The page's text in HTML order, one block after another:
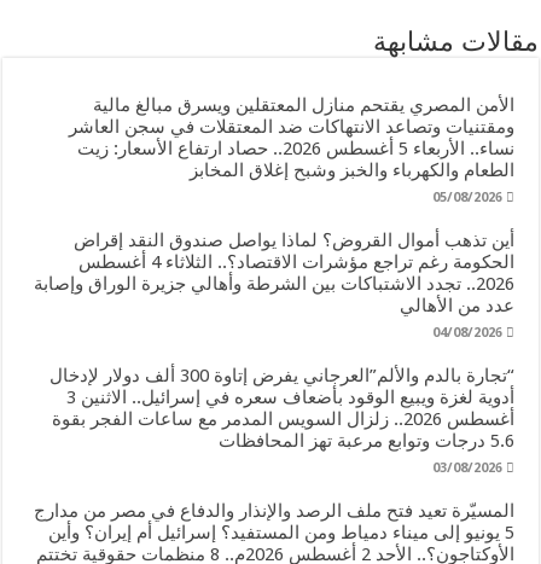
مقالات مشابهة
الأمن المصري يقتحم منازل المعتقلين ويسرق مبالغ مالية
ومقتنيات وتصاعد الانتهاكات ضد المعتقلات في سجن العاشر
نساء.. الأربعاء 5 أغسطس 2026.. حصاد ارتفاع الأسعار: زيت
الطعام والكهرباء والخبز وشبح إغلاق المخابز
05/08/2026
أين تذهب أموال القروض؟ لماذا يواصل صندوق النقد إقراض
الحكومة رغم تراجع مؤشرات الاقتصاد؟.. الثلاثاء 4 أغسطس
2026.. تجدد الاشتباكات بين الشرطة وأهالي جزيرة الوراق وإصابة
عدد من الأهالي
04/08/2026
“تجارة بالدم والألم”العرجاني يفرض إتاوة 300 ألف دولار لإدخال
أدوية لغزة ويبيع الوقود بأضعاف سعره في إسرائيل.. الاثنين 3
أغسطس 2026.. زلزال السويس المدمر مع ساعات الفجر بقوة
5.6 درجات وتوابع مرعبة تهز المحافظات
03/08/2026
المسيّرة تعيد فتح ملف الرصد والإنذار والدفاع في مصر من مدارج
5 يونيو إلى ميناء دمياط ومن المستفيد؟ إسرائيل أم إيران؟ وأين
الأوكتاجون؟.. الأحد 2 أغسطس 2026م.. 8 منظمات حقوقية تختتم